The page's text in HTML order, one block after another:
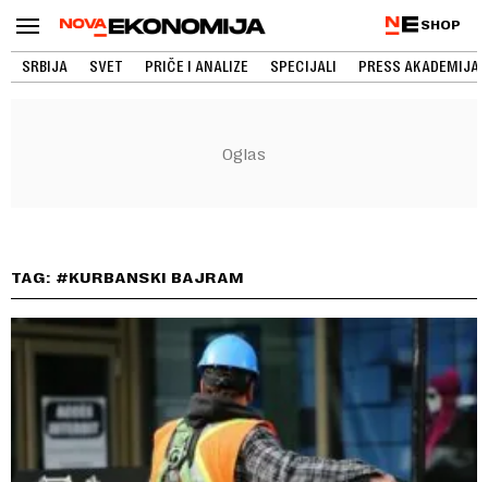
SHOP
SRBIJA SVET PRIČE I ANALIZE SPECIJALI PRESS AKADEMIJA
TAG: #KURBANSKI BAJRAM